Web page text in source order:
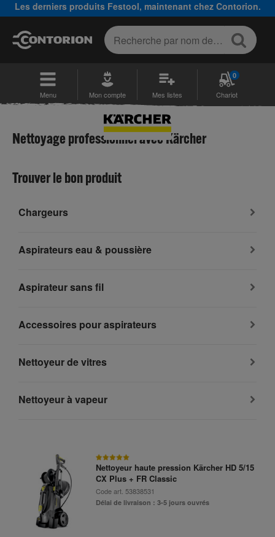
Les derniers produits Festool, maintenant chez Contorion.
Menu Mon compte Mes listes
0
Chariot
Nettoyage professionnel avec Kärcher
Trouver le bon produit
Chargeurs
Aspirateurs eau & poussière
Aspirateur sans fil
Accessoires pour aspirateurs
Nettoyeur de vitres
Nettoyeur à vapeur
Nettoyeur haute pression Kärcher HD 5/15
CX Plus + FR Classic
Code art. 53838531
Délai de livraison : 3-5 jours ouvrés